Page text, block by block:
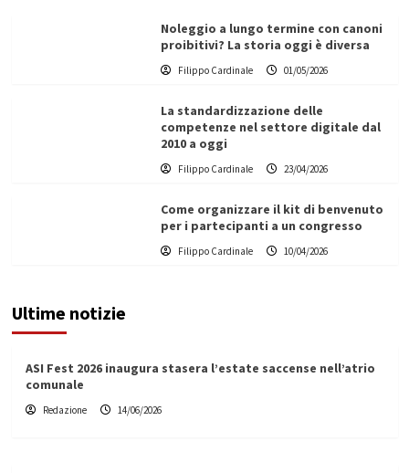
Noleggio a lungo termine con canoni
proibitivi? La storia oggi è diversa
Filippo Cardinale 01/05/2026
La standardizzazione delle
competenze nel settore digitale dal
2010 a oggi
Filippo Cardinale 23/04/2026
Come organizzare il kit di benvenuto
per i partecipanti a un congresso
Filippo Cardinale 10/04/2026
Ultime notizie
ASI Fest 2026 inaugura stasera l’estate saccense nell’atrio
comunale
Redazione 14/06/2026